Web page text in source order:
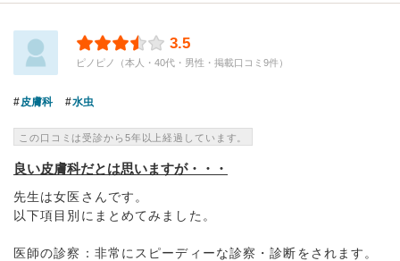
3.5
ピノピノ（本人・40代・男性・掲載口コミ9件）
皮膚科 水虫
この口コミは受診から5年以上経過しています。
良い皮膚科だとは思いますが・・・
先生は女医さんです。
以下項目別にまとめてみました。
医師の診察：非常にスピーディーな診察・診断をされます。